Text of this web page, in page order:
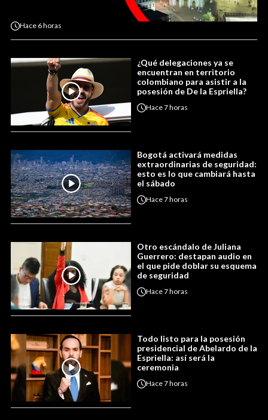
Hace 6 horas
¿Qué delegaciones ya se
encuentran en territorio
colombiano para asistir a la
posesión de De la Espriella?
Hace7 horas
Bogotá activará medidas
extraordinarias de seguridad:
esto es lo que cambiará hasta
el sábado
Hace7 horas
Otro escándalo de Juliana
Guerrero: destapan audio en
el que pide doblar su esquema
de seguridad
Hace7 horas
Todo listo para la posesión
presidencial de Abelardo de la
Espriella: así será la
ceremonia
Hace7 horas